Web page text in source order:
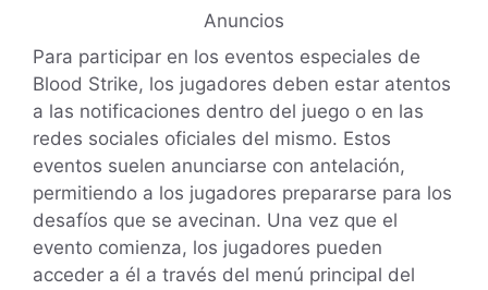
Anuncios
Para participar en los eventos especiales de
Blood Strike, los jugadores deben estar atentos
a las notificaciones dentro del juego o en las
redes sociales oficiales del mismo. Estos
eventos suelen anunciarse con antelación,
permitiendo a los jugadores prepararse para los
desafíos que se avecinan. Una vez que el
evento comienza, los jugadores pueden
acceder a él a través del menú principal del